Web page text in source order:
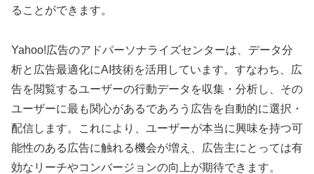
ることができます。
Yahoo!広告のアドパーソナライズセンターは、データ分
析と広告最適化にAI技術を活用しています。すなわち、広
告を閲覧するユーザーの行動データを収集・分析し、その
ユーザーに最も関心があるであろう広告を自動的に選択・
配信します。これにより、ユーザーが本当に興味を持つ可
能性のある広告に触れる機会が増え、広告主にとっては有
効なリーチやコンバージョンの向上が期待できます。